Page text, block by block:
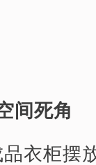
间死角
衣柜摆